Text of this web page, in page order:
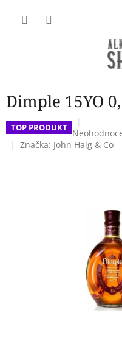
Dimple 15YO
TOP PRODUKT Průměrné
hodnocení
hvězdiček.
Značka: John Haig & Co